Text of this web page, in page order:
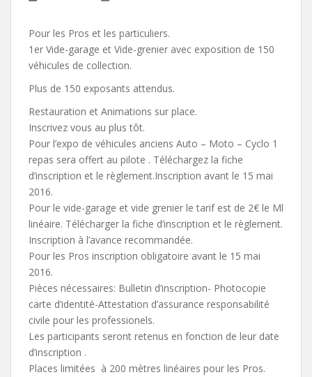
Pour les Pros et les particuliers.
1er Vide-garage et Vide-grenier avec exposition de 150
véhicules de collection.
Plus de 150 exposants attendus.
Restauration et Animations sur place.
Inscrivez vous au plus tôt.
Pour l’expo de véhicules anciens Auto – Moto – Cyclo 1
repas sera offert au pilote . Téléchargez la fiche
d’inscription et le règlement.Inscription avant le 15 mai
2016.
Pour le vide-garage et vide grenier le tarif est de 2€ le Ml
linéaire. Télécharger la fiche d’inscription et le règlement.
Inscription à l’avance recommandée.
Pour les Pros inscription obligatoire avant le 15 mai
2016.
Pièces nécessaires: Bulletin d’inscription- Photocopie
carte d’identité-Attestation d’assurance responsabilité
civile pour les professionels.
Les participants seront retenus en fonction de leur date
d’inscription .
Places limitées à 200 mètres linéaires pour les Pros.